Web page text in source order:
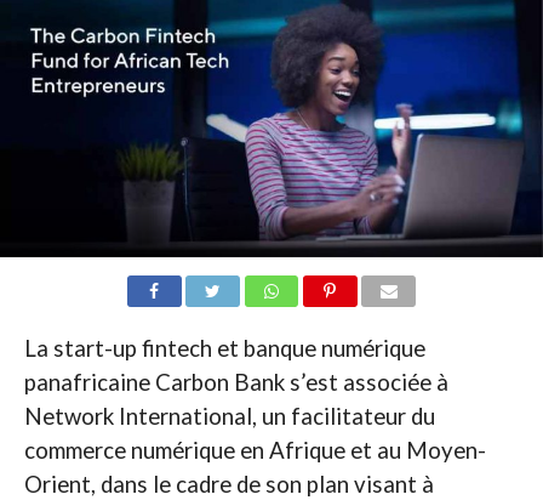
La start-up fintech et banque numérique
panafricaine Carbon Bank s’est associée à
Network International, un facilitateur du
commerce numérique en Afrique et au Moyen-
Orient, dans le cadre de son plan visant à